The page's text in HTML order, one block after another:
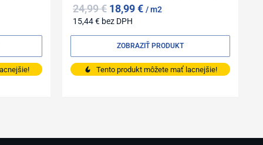
24,99€ 18,99€ m2
15,44€ bez DPH
Tento produkt môžete mať lacnejšie!
ZOBRAZIŤ PRODUKT